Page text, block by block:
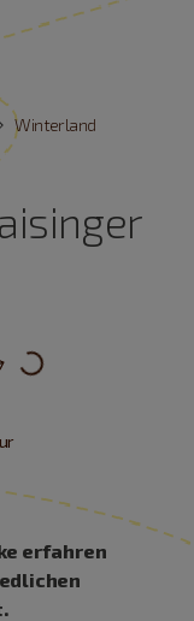
Winterland
erfahren